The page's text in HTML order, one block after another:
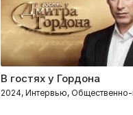
В гостях у Гордона
2024, Интервью, Общественно-